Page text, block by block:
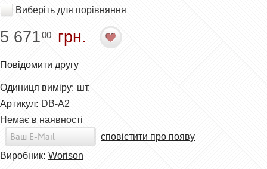
Виберіть для порівняння
5 67100 грн.
Повідомити другу
Одиниця виміру: шт.
Артикул: DB-A2
Немає в наявності
сповістити про появу
Виробник: Worison